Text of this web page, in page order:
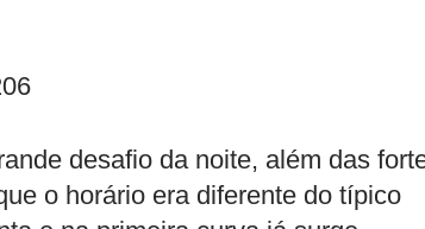
desafio da noite, além das
o horário era diferente do típico